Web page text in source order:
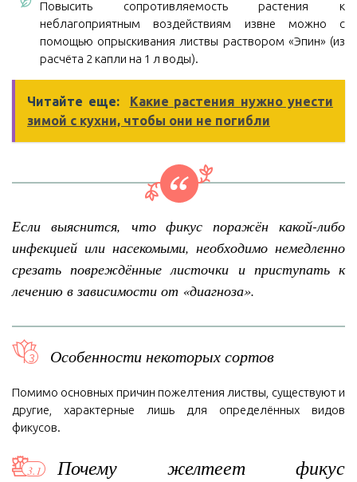
Повысить сопротивляемость растения к
неблагоприятным воздействиям извне можно с
помощью опрыскивания листвы раствором «Эпин» (из
расчёта 2 капли на 1 л воды).
Читайте еще:
Какие растения нужно унести
зимой с кухни, чтобы они не погибли
Если выяснится, что фикус поражён какой-либо
инфекцией или насекомыми, необходимо немедленно
срезать повреждённые листочки и приступать к
лечению в зависимости от «диагноза».
Особенности некоторых сортов
Помимо основных причин пожелтения листвы, существуют и
другие, характерные лишь для определённых видов
фикусов.
Почему желтеет фикус